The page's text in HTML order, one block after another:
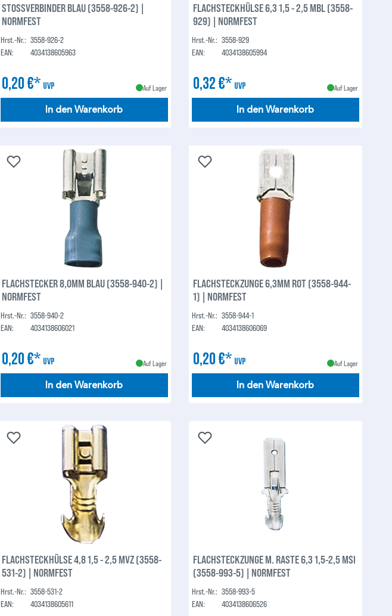
STOSSVERBINDER BLAU (3558-926-2) |
NORMFEST
Hrst.-Nr.: 3558-926-2
EAN:
4034138605963
0,20 €* UVP Auf Lager
In den Warenkorb
FLACHSTECKHÜLSE 6,3 1,5 - 2,5 MBL (3558-
929) | NORMFEST
Hrst.-Nr.: 3558-929
EAN:
4034138605994
0,32 €* UVP Auf Lager
In den Warenkorb
FLACHSTECKER 8,0MM BLAU (3558-940-2) |
NORMFEST
Hrst.-Nr.: 3558-940-2
EAN:
4034138606021
0,20 €* UVP Auf Lager
In den Warenkorb
FLACHSTECKZUNGE 6,3MM ROT (3558-944-
1) | NORMFEST
Hrst.-Nr.: 3558-944-1
EAN:
4034138606069
0,20 €* UVP Auf Lager
In den Warenkorb
FLACHSTECKHÜLSE 4,8 1,5 - 2,5 MVZ (3558-
531-2) | NORMFEST
Hrst.-Nr.: 3558-531-2
EAN:
4034138605611
FLACHSTECKZUNGE M. RASTE 6,3 1,5-2,5 MSI
(3558-993-5) | NORMFEST
Hrst.-Nr.: 3558-993-5
EAN:
4034138606526